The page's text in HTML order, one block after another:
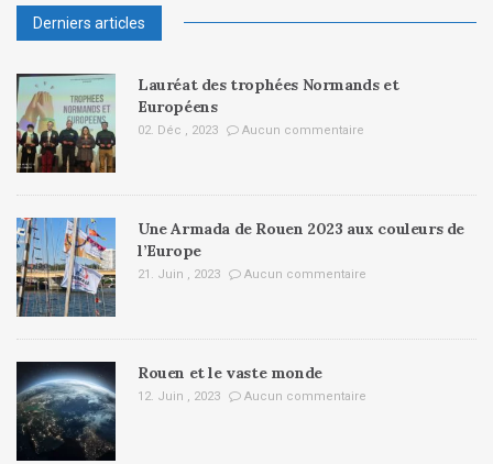
Derniers articles
Lauréat des trophées Normands et
Européens
02. Déc , 2023 Aucun commentaire
Une Armada de Rouen 2023 aux couleurs de
l’Europe
21. Juin , 2023 Aucun commentaire
Rouen et le vaste monde
12. Juin , 2023 Aucun commentaire